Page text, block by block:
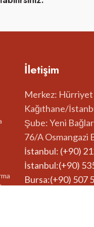
İletişim
Merkez: Hürriyet
Kağıthane/
Şube: Yeni
76/A Osmangazi
İstanbul: (+90)
İstanbul:(+90)
Bursa:(+90) 507